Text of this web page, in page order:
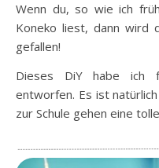
Wenn du, so wie ich
Koneko liest, dann wird
gefallen!
Dieses DiY habe ich
entworfen. Es ist
zur Schule gehen eine